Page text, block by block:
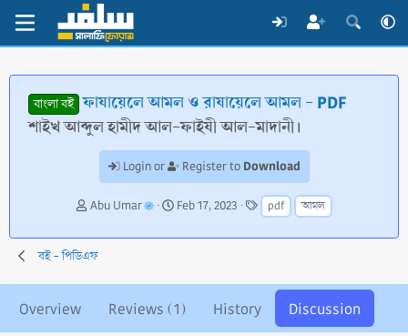
বাংলা বই ফাযায়েলে আমল ও রাযায়েলে আমল - PDF
শাইখ আব্দুল হামীদ আল-ফাইযী আল-মাদানী।
Login or Register to Download
T
r
e
d
Abu Umar
S
a
d
a
Feb 17, 2023
T
a
g
pdf আমল
বই - পিডিএফ
Overview Reviews (1) History Discussion